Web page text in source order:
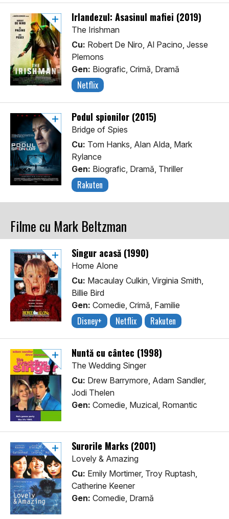
Irlandezul: Asasinul mafiei (2019)
The Irishman
Cu: Robert De Niro, Al Pacino, Jesse
Plemons
Gen: Biografic, Crimă, Dramă
Netflix
Podul spionilor (2015)
Bridge of Spies
Cu: Tom Hanks, Alan Alda, Mark
Rylance
Gen: Biografic, Dramă, Thriller
Rakuten
Filme cu Mark Beltzman
Singur acasă (1990)
Home Alone
Cu: Macaulay Culkin, Virginia Smith,
Billie Bird
Gen: Comedie, Crimă, Familie
Disney+ Netflix Rakuten
Nuntă cu cântec (1998)
The Wedding Singer
Cu: Drew Barrymore, Adam Sandler,
Jodi Thelen
Gen: Comedie, Muzical, Romantic
Surorile Marks (2001)
Lovely & Amazing
Cu: Emily Mortimer, Troy Ruptash,
Catherine Keener
Gen: Comedie, Dramă